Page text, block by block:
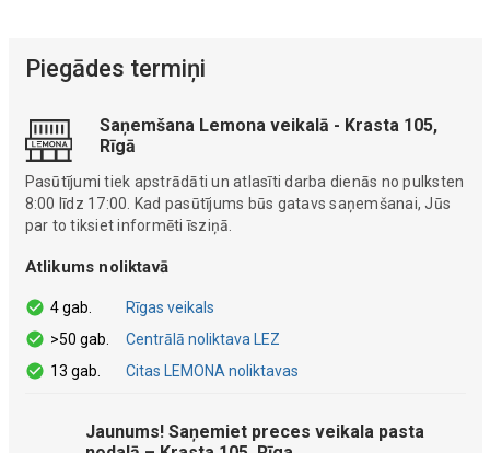
Piegādes termiņi
Saņemšana Lemona veikalā - Krasta 105,
Rīgā
Pasūtījumi tiek apstrādāti un atlasīti darba dienās no pulksten
8:00 līdz 17:00. Kad pasūtījums būs gatavs saņemšanai, Jūs
par to tiksiet informēti īsziņā.
Atlikums noliktavā
4 gab.
Rīgas veikals
>50 gab.
Centrālā noliktava LEZ
13 gab.
Citas LEMONA noliktavas
Jaunums! Saņemiet preces veikala pasta